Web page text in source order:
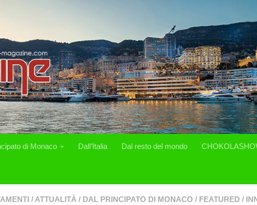
di Monaco Dall’Italia Dal resto del mondo
/ ATTUALITÀ / DAL PRINCIPATO DI MONACO / FEATURED /